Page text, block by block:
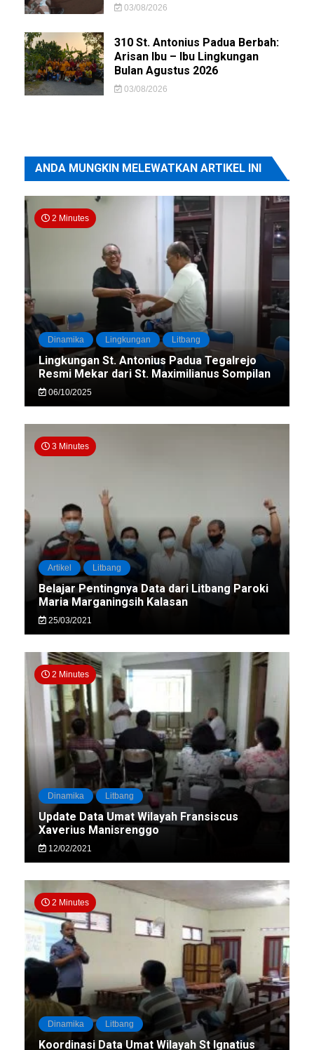
03/08/2026
310 St. Antonius Padua Berbah:
Arisan Ibu – Ibu Lingkungan
Bulan Agustus 2026
03/08/2026
ANDA MUNGKIN MELEWATKAN ARTIKEL INI
2 Minutes
Dinamika Lingkungan Litbang
Lingkungan St. Antonius Padua Tegalrejo
Resmi Mekar dari St. Maximilianus Sompilan
06/10/2025
3 Minutes
Artikel Litbang
Belajar Pentingnya Data dari Litbang Paroki
Maria Marganingsih Kalasan
25/03/2021
2 Minutes
Dinamika Litbang
Update Data Umat Wilayah Fransiscus
Xaverius Manisrenggo
12/02/2021
2 Minutes
Dinamika Litbang
Koordinasi Data Umat Wilayah St Ignatius